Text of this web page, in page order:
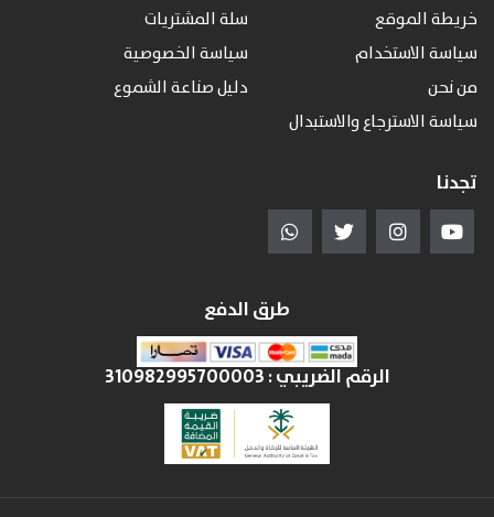
خريطة الموقع
سلة المشتريات
سياسة الاستخدام
سياسة الخصوصية
من نحن
دليل صناعة الشموع
سياسة الاسترجاع والاستبدال
تجدنا
طرق الدفع
الرقم الضريبي :310982995700003